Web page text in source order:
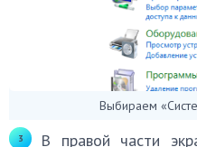
Выбираем
В правой части